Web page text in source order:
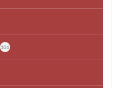
106